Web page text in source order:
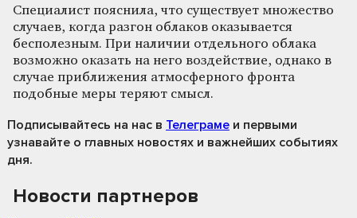
Специалист пояснила, что существует множество
случаев, когда разгон облаков оказывается
бесполезным. При наличии отдельного облака
возможно оказать на него воздействие, однако в
случае приближения атмосферного фронта
подобные меры теряют смысл.
Подписывайтесь на нас в Телеграме и первыми
узнавайте о главных новостях и важнейших событиях
дня.
Новости партнеров